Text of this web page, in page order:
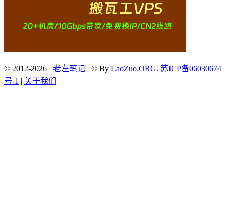
© 2012-2026 老左笔记 © By LaoZuo.ORG. 苏ICP备06030674
号-1 | 关于我们